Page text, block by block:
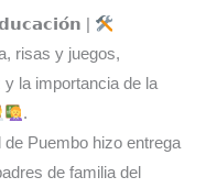
|
risas y juegos,
la importancia de la
.
de Puembo hizo entrega
de familia del